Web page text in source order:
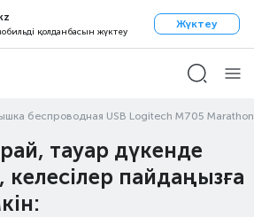
қолданбасын жүктеу
Жүктеу
беспроводная USB Logitech M705 Marathon
тауар дүкенде
пайдаңызға